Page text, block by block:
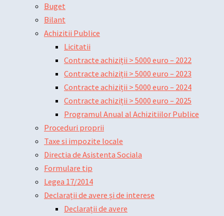
Buget
Bilant
Achizitii Publice
Licitatii
Contracte achiziții > 5000 euro – 2022
Contracte achiziții > 5000 euro – 2023
Contracte achiziții > 5000 euro – 2024
Contracte achiziții > 5000 euro – 2025
Programul Anual al Achizitiilor Publice
Proceduri proprii
Taxe si impozite locale
Directia de Asistenta Sociala
Formulare tip
Legea 17/2014
Declarații de avere și de interese
Declarații de avere